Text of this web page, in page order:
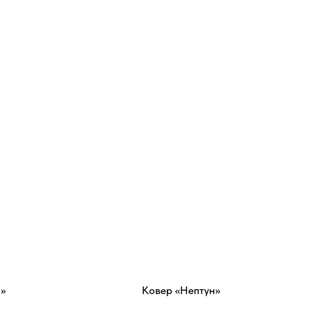
Ковер «Нептун»